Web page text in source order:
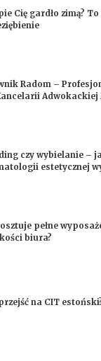
Cię gardło zimą?
Radom –
Adwokackiej
czy wybielanie –
estetycznej
pełne
biura?
na CIT